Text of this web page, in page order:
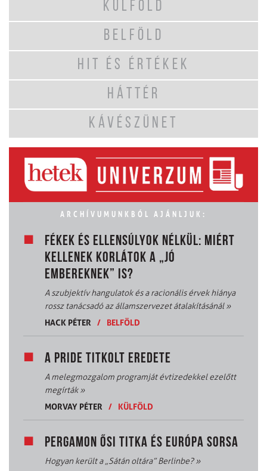
KÜLFÖLD
BELFÖLD
HIT ÉS ÉRTÉKEK
HÁTTÉR
KÁVÉSZÜNET
ARCHÍVUMUNKBÓL AJÁNLJUK:
FÉKEK ÉS ELLENSÚLYOK NÉLKÜL: MIÉRT
KELLENEK KORLÁTOK A „JÓ
EMBEREKNEK” IS?
A szubjektív hangulatok és a racionális érvek hiánya
rossz tanácsadó az államszervezet átalakításánál»
HACK PÉTER
/ BELFÖLD
A PRIDE TITKOLT EREDETE
A melegmozgalom programját évtizedekkel ezelőtt
megírták»
MORVAY PÉTER
/ KÜLFÖLD
PERGAMON ŐSI TITKA ÉS EURÓPA SORSA
Hogyan került a „Sátán oltára” Berlinbe?»